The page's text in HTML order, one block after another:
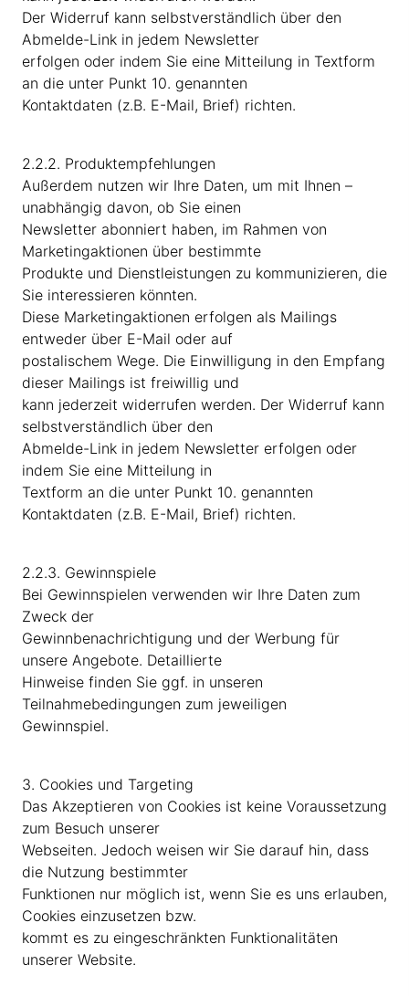
Der Widerruf kann selbstverständlich über den
Abmelde-Link in jedem Newsletter
erfolgen oder indem Sie eine Mitteilung in Textform
an die unter Punkt 10. genannten
Kontaktdaten (z.B. E-Mail, Brief) richten.
2.2.2. Produktempfehlungen
Außerdem nutzen wir Ihre Daten, um mit Ihnen –
unabhängig davon, ob Sie einen
Newsletter abonniert haben, im Rahmen von
Marketingaktionen über bestimmte
Produkte und Dienstleistungen zu kommunizieren, die
Sie interessieren könnten.
Diese Marketingaktionen erfolgen als Mailings
entweder über E-Mail oder auf
postalischem Wege. Die Einwilligung in den Empfang
dieser Mailings ist freiwillig und
kann jederzeit widerrufen werden. Der Widerruf kann
selbstverständlich über den
Abmelde-Link in jedem Newsletter erfolgen oder
indem Sie eine Mitteilung in
Textform an die unter Punkt 10. genannten
Kontaktdaten (z.B. E-Mail, Brief) richten.
2.2.3. Gewinnspiele
Bei Gewinnspielen verwenden wir Ihre Daten zum
Zweck der
Gewinnbenachrichtigung und der Werbung für
unsere Angebote. Detaillierte
Hinweise finden Sie ggf. in unseren
Teilnahmebedingungen zum jeweiligen
Gewinnspiel.
3. Cookies und Targeting
Das Akzeptieren von Cookies ist keine Voraussetzung
zum Besuch unserer
Webseiten. Jedoch weisen wir Sie darauf hin, dass
die Nutzung bestimmter
Funktionen nur möglich ist, wenn Sie es uns erlauben,
Cookies einzusetzen bzw.
kommt es zu eingeschränkten Funktionalitäten
unserer Website.